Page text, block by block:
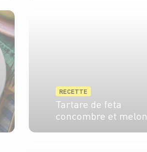
RECETTE
Tartare de feta
concombre et melon